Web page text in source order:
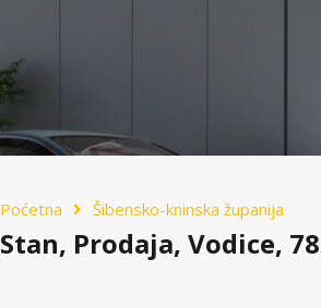
Poćetna Šibensko-kninska županija
Stan, Prodaja, Vodice,